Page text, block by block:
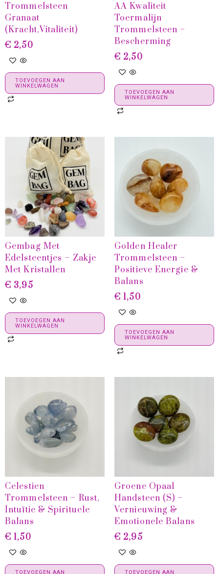
Trommelsteen
Granaat
(Kracht,vitaliteit)
€ 2,50
TOEVOEGEN AAN
WINKELWAGEN
AA Kwaliteit
Toermalijn
Trommelsteen –
Bescherming
€ 2,50
TOEVOEGEN AAN
WINKELWAGEN
Gembag Met
Edelsteentjes – Zakje
Met Kristallen
€ 3,95
TOEVOEGEN AAN
WINKELWAGEN
Golden Healer
Trommelsteen –
Positieve Energie &
Balans
€ 1,50
TOEVOEGEN AAN
WINKELWAGEN
Celestien
Trommelsteen – Rust,
Intuïtie & Spirituele
Balans
€ 1,50
TOEVOEGEN AAN
Groene Opaal
Handsteen (S) –
Vernieuwing &
Emotionele Balans
€ 2,95
TOEVOEGEN AAN